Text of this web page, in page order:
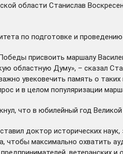
области Станислав
по подготовке и
присвоить маршалу
областную Думу», – сказал
увековечить память о
и в целом популяризации
что в юбилейный год
доктор исторических
чтобы максимально охватить